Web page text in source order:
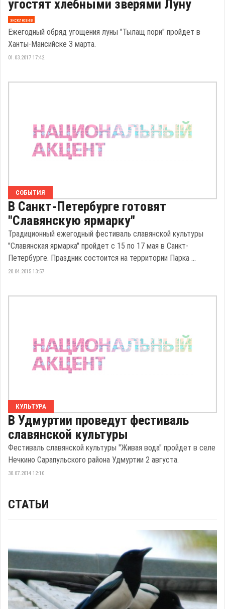
угостят хлебными зверями Луну
эксклюзив
Ежегодный обряд угощения луны "Тылащ пори" пройдет в
Ханты-Мансийске 3 марта.
01.03.2017 17:42
СОБЫТИЯ
В Санкт-Петербурге готовят
"Славянскую ярмарку"
Традиционный ежегодный фестиваль славянской культуры
"Славянская ярмарка" пройдет с 15 по 17 мая в Санкт-
Петербурге. Праздник состоится на территории Парка ...
20.04.2015 13:57
КУЛЬТУРА
В Удмуртии проведут фестиваль
славянской культуры
Фестиваль славянской культуры "Живая вода" пройдет в селе
Нечкино Сарапульского района Удмуртии 2 августа.
30.07.2014 12:10
СТАТЬИ